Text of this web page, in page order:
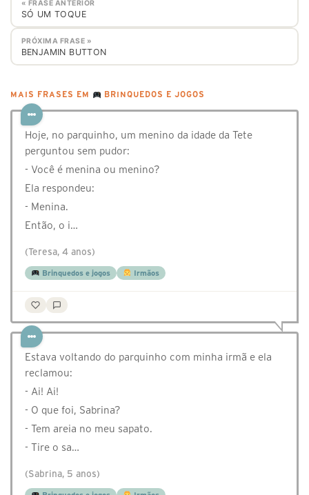
« FRASE ANTERIOR
SÓ UM TOQUE
PRÓXIMA FRASE »
BENJAMIN BUTTON
MAIS FRASES EM BRINQUEDOS E JOGOS
Hoje, no parquinho, um menino da idade da Tete
perguntou sem pudor:
- Você é menina ou menino?
Ela respondeu:
- Menina.
Então, o i…
(Teresa, 4 anos)
Brinquedos e jogos Irmãos
Estava voltando do parquinho com minha irmã e ela
reclamou:
- Ai! Ai!
- O que foi, Sabrina?
- Tem areia no meu sapato.
- Tire o sa…
(Sabrina, 5 anos)